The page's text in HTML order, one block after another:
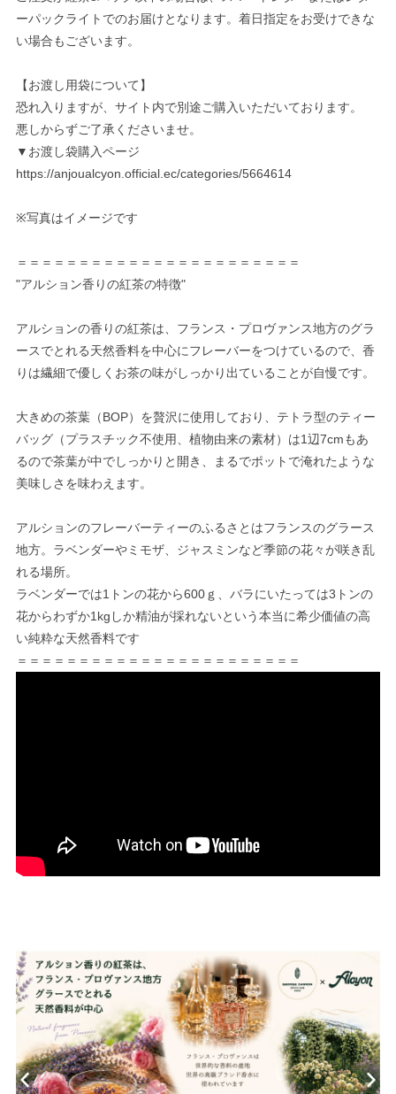
ーパックライトでのお届けとなります。着日指定をお受けできな
い場合もございます。
【お渡し用袋について】
恐れ入りますが、サイト内で別途ご購入いただいております。
悪しからずご了承くださいませ。
▼お渡し袋購入ページ
https://anjoualcyon.official.ec/categories/5664614
※写真はイメージです
＝＝＝＝＝＝＝＝＝＝＝＝＝＝＝＝＝＝＝＝＝＝＝
"アルション香りの紅茶の特徴"
アルションの香りの紅茶は、フランス・プロヴァンス地方のグラ
ースでとれる天然香料を中心にフレーバーをつけているので、香
りは繊細で優しくお茶の味がしっかり出ていることが自慢です。
大きめの茶葉（BOP）を贅沢に使用しており、テトラ型のティー
バッグ（プラスチック不使用、植物由来の素材）は1辺7cmもあ
るので茶葉が中でしっかりと開き、まるでポットで淹れたような
美味しさを味わえます。
アルションのフレーバーティーのふるさとはフランスのグラース
地方。ラベンダーやミモザ、ジャスミンなど季節の花々が咲き乱
れる場所。
ラベンダーでは1トンの花から600ｇ、バラにいたっては3トンの
花からわずか1kgしか精油が採れないという本当に希少価値の高
い純粋な天然香料です
＝＝＝＝＝＝＝＝＝＝＝＝＝＝＝＝＝＝＝＝＝＝＝